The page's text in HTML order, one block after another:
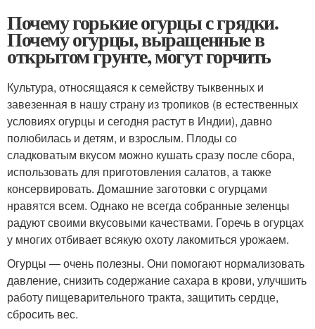
Почему горькие огурцы с грядки.
Почему огурцы, выращенные в
открытом грунте, могут горчить
Культура, относящаяся к семейству тыквенных и
завезенная в нашу страну из тропиков (в естественных
условиях огурцы и сегодня растут в Индии), давно
полюбилась и детям, и взрослым. Плоды со
сладковатым вкусом можно кушать сразу после сбора,
использовать для приготовления салатов, а также
консервировать. Домашние заготовки с огурцами
нравятся всем. Однако не всегда собранные зеленцы
радуют своими вкусовыми качествами. Горечь в огурцах
у многих отбивает всякую охоту лакомиться урожаем.
Огурцы — очень полезны. Они помогают нормализовать
давление, снизить содержание сахара в крови, улучшить
работу пищеварительного тракта, защитить сердце,
сбросить вес.